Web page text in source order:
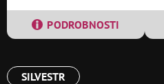
PODROBNOSTI
SILVESTR